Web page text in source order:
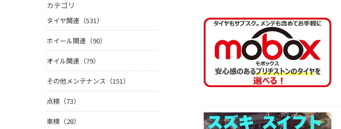
カテゴリ
タイヤ関連（531）
ホイール関連（90）
オイル関連（79）
その他メンテナンス（151）
点検（73）
車検（28）